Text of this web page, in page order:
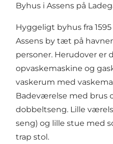
Byhus i Assens på
Hyggeligt byhus fra
Assens by tæt på
personer. Herudover er
opvaskemaskine og
vaskerum med
Badeværelse med brus
dobbeltseng. Lille
seng) og lille stue med
trap stol.